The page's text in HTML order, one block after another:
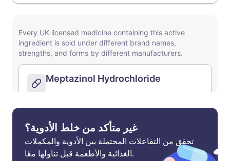
غير متأكد من خلط الأدوية؟
تحقق من التفاعلات المحتملة بين الأدوية والمكملات
الغذائية والأطعمة قبل تناولها معًا.